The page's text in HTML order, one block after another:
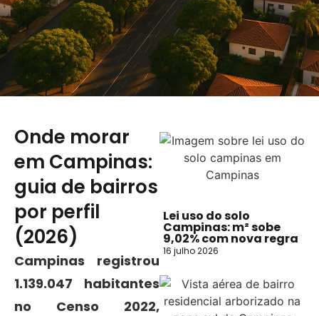
Onde morar
em Campinas:
guia de bairros
por perfil
(2026)
Campinas registrou
1.139.047 habitantes
no Censo 2022,
Lei uso do solo
Campinas: m² sobe
9,02% com nova regra
16 julho 2026